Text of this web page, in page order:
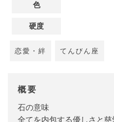
色
硬度
恋愛・絆 てんびん座
概要
石の意味
全てを内包する優しさと